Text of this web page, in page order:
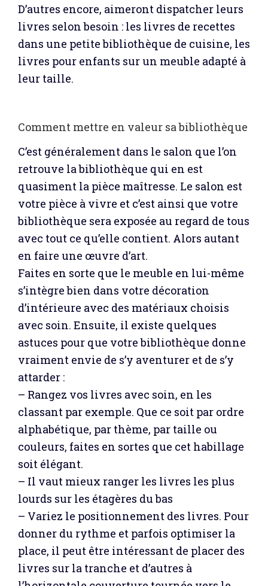
D’autres encore, aimeront dispatcher leurs
livres selon besoin : les livres de recettes
dans une petite bibliothèque de cuisine, les
livres pour enfants sur un meuble adapté à
leur taille.
Comment mettre en valeur sa bibliothèque
C’est généralement dans le salon que l’on
retrouve la bibliothèque qui en est
quasiment la pièce maîtresse. Le salon est
votre pièce à vivre et c’est ainsi que votre
bibliothèque sera exposée au regard de tous
avec tout ce qu’elle contient. Alors autant
en faire une œuvre d’art.
Faites en sorte que le meuble en lui-même
s’intègre bien dans votre décoration
d’intérieure avec des matériaux choisis
avec soin. Ensuite, il existe quelques
astuces pour que votre bibliothèque donne
vraiment envie de s’y aventurer et de s’y
attarder :
– Rangez vos livres avec soin, en les
classant par exemple. Que ce soit par ordre
alphabétique, par thème, par taille ou
couleurs, faites en sortes que cet habillage
soit élégant.
– Il vaut mieux ranger les livres les plus
lourds sur les étagères du bas
– Variez le positionnement des livres. Pour
donner du rythme et parfois optimiser la
place, il peut être intéressant de placer des
livres sur la tranche et d’autres à